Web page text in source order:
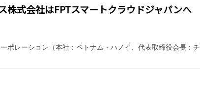
株式会社はFPTスマートクラウドジャパンへ
レーション（本社：ベトナム・ハノイ、代表取締役会長：チ